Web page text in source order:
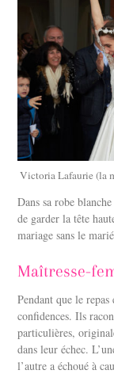
Victoria Lafaurie (la
Dans sa robe
de garder la tête
mariage sans le
Maîtresse-
Pendant que le
confidences. Ils
particulières,
dans leur échec.
l’autre a échoué à